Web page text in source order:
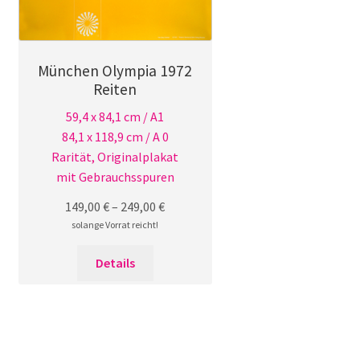
München Olympia 1972
Reiten
59,4 x 84,1 cm / A1
84,1 x 118,9 cm / A 0
Rarität, Originalplakat
mit Gebrauchsspuren
149,00€– 249,00€
solange Vorrat reicht!
Details